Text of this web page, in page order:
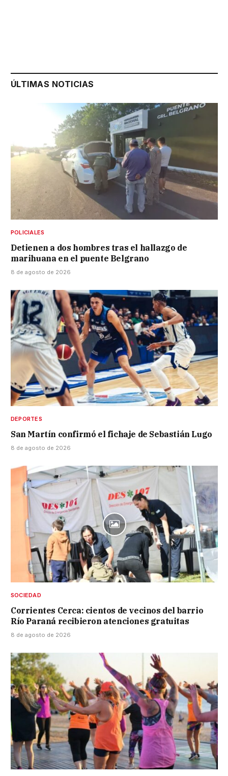
ÚLTIMAS NOTICIAS
POLICIALES
Detienen a dos hombres tras el hallazgo de
marihuana en el puente Belgrano
8 de agosto de 2026
DEPORTES
San Martín confirmó el fichaje de Sebastián Lugo
8 de agosto de 2026
SOCIEDAD
Corrientes Cerca: cientos de vecinos del barrio
Río Paraná recibieron atenciones gratuitas
8 de agosto de 2026